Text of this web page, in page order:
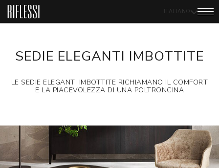
ITALIANO
SEDIE ELEGANTI IMBOTTITE
LE SEDIE ELEGANTI IMBOTTITE RICHIAMANO IL COMFORT
E LA PIACEVOLEZZA DI UNA POLTRONCINA